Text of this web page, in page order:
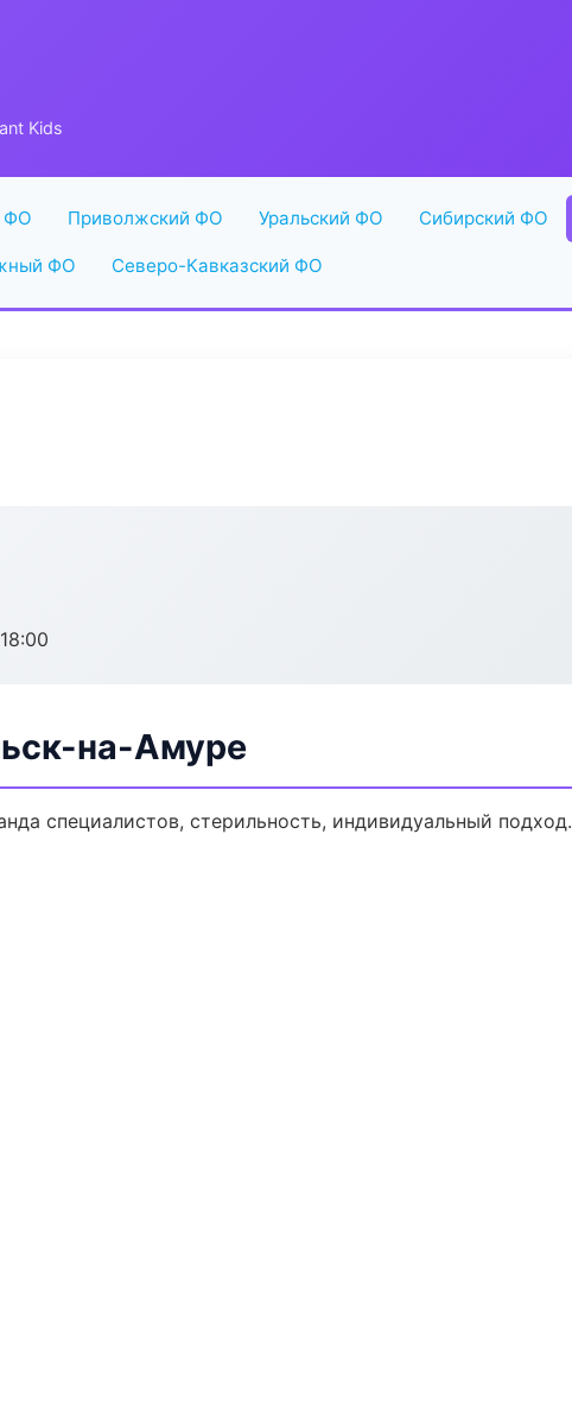
Kids
ФО Приволжский ФО Уральский ФО Сибирский ФО
ФО Северо-Кавказский ФО
на-Амуре
специалистов, стерильность, индивидуальный подход.